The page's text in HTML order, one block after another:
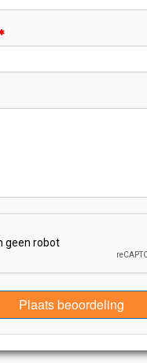
Plaats beoordeling